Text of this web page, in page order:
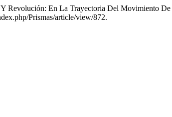
Revolución: En La Trayectoria Del Movimiento De
Prismas/article/view/872.